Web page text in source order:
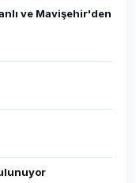
ve Mavişehir'den